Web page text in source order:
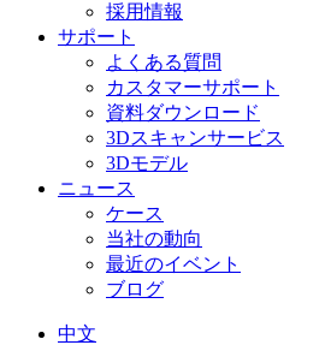
採用情報
サポート
よくある質問
カスタマーサポート
資料ダウンロード
3Dスキャンサービス
3Dモデル
ニュース
ケース
当社の動向
最近のイベント
ブログ
中文